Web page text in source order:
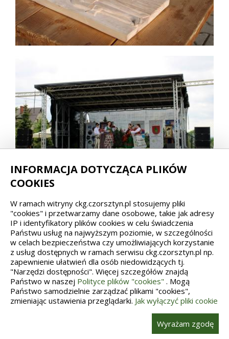
INFORMACJA DOTYCZĄCA PLIKÓW
COOKIES
W ramach witryny ckg.czorsztyn.pl stosujemy pliki
"cookies" i przetwarzamy dane osobowe, takie jak adresy
IP i identyfikatory plików cookies w celu świadczenia
Państwu usług na najwyższym poziomie, w szczególności
w celach bezpieczeństwa czy umożliwiających korzystanie
z usług dostępnych w ramach serwisu ckg.czorsztyn.pl np.
zapewnienie ułatwień dla osób niedowidzących tj.
"Narzędzi dostępności". Więcej szczegółów znajdą
Państwo w naszej Polityce plików "cookies" . Mogą
Państwo samodzielnie zarządzać plikami "cookies",
zmieniając ustawienia przeglądarki. Jak wyłączyć pliki cookie
Wyrażam zgodę